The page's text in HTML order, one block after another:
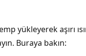
yükleyerek aşırı
Buraya bakın: